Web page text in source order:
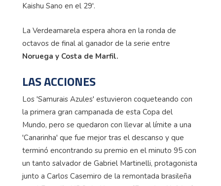
Kaishu Sano en el 29'.
La Verdeamarela espera ahora en la ronda de
octavos de final al ganador de la serie entre
Noruega y Costa de Marfil.
LAS ACCIONES
Los 'Samurais Azules' estuvieron coqueteando con
la primera gran campanada de esta Copa del
Mundo, pero se quedaron con llevar al límite a una
'Canarinha' que fue mejor tras el descanso y que
terminó encontrando su premio en el minuto 95 con
un tanto salvador de Gabriel Martinelli, protagonista
junto a Carlos Casemiro de la remontada brasileña